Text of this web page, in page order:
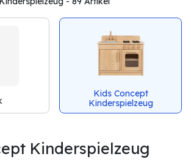
Kids Concept
Kinderspielzeug
Kinderspielzeug